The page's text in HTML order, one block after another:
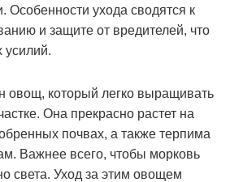
Особенности ухода сводятся к
и защите от вредителей, что
усилий.
овощ, который легко выращивать
Она прекрасно растет на
почвах, а также терпима
Важнее всего, чтобы морковь
света. Уход за этим овощем